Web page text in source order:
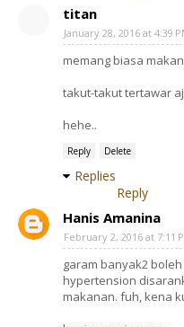
titan
January 28, 2016 at 4:39
memang biasa
takut-takut tertawar
hehe..
Reply Delete
Replies
Reply
Hanis Amanina
February 2, 2016 at 7:11
garam banyak2
hypertension
makanan. fuh, kena